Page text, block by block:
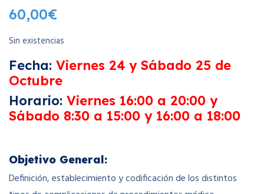
60,00€
Sin existencias
Fecha: Viernes 24 y Sábado 25 de
Octubre
Horario: Viernes 16:00 a 20:00 y
Sábado 8:30 a 15:00 y 16:00 a 18:00
Objetivo General:
Definición, establecimiento y codificación de los distintos